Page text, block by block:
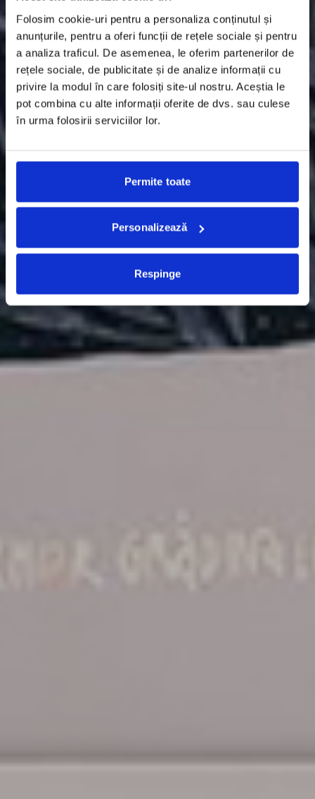
Folosim cookie-uri pentru a personaliza conținutul și
anunțurile, pentru a oferi funcții de rețele sociale și pentru
a analiza traficul. De asemenea, le oferim partenerilor de
rețele sociale, de publicitate și de analize informații cu
privire la modul în care folosiți site-ul nostru. Aceștia le
pot combina cu alte informații oferite de dvs. sau culese
în urma folosirii serviciilor lor.
Permite toate
Personalizează
Respinge